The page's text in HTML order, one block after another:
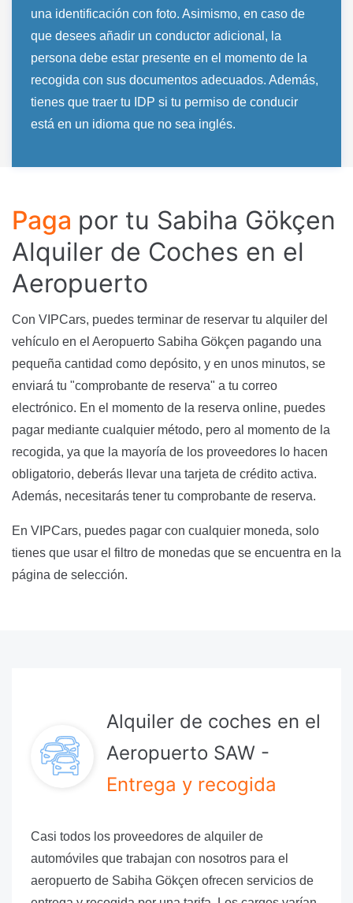
una identificación con foto. Asimismo, en caso de
que desees añadir un conductor adicional, la
persona debe estar presente en el momento de la
recogida con sus documentos adecuados. Además,
tienes que traer tu IDP si tu permiso de conducir
está en un idioma que no sea inglés.
Paga por tu Sabiha Gökçen
Alquiler de Coches en el
Aeropuerto
Con VIPCars, puedes terminar de reservar tu alquiler del
vehículo en el Aeropuerto Sabiha Gökçen pagando una
pequeña cantidad como depósito, y en unos minutos, se
enviará tu "comprobante de reserva" a tu correo
electrónico. En el momento de la reserva online, puedes
pagar mediante cualquier método, pero al momento de la
recogida, ya que la mayoría de los proveedores lo hacen
obligatorio, deberás llevar una tarjeta de crédito activa.
Además, necesitarás tener tu comprobante de reserva.
En VIPCars, puedes pagar con cualquier moneda, solo
tienes que usar el filtro de monedas que se encuentra en la
página de selección.
Alquiler de coches en el
Aeropuerto SAW -
Entrega y recogida
Casi todos los proveedores de alquiler de
automóviles que trabajan con nosotros para el
aeropuerto de Sabiha Gökçen ofrecen servicios de